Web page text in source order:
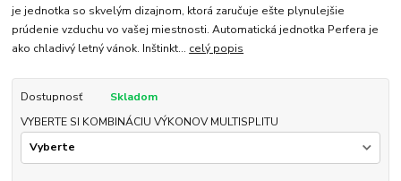
je jednotka so skvelým dizajnom, ktorá zaručuje ešte plynulejšie
prúdenie vzduchu vo vašej miestnosti. Automatická jednotka Perfera je
ako chladivý letný vánok. Inštinkt... celý popis
Dostupnosť
Skladom
VYBERTE SI KOMBINÁCIU VÝKONOV MULTISPLITU